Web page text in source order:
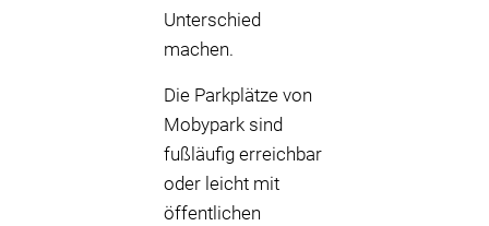
Unterschied
machen.
Die Parkplätze von
Mobypark sind
fußläufig erreichbar
oder leicht mit
öffentlichen